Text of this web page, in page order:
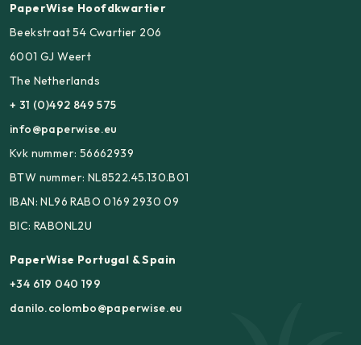
PaperWise Hoofdkwartier
Beekstraat 54 Cwartier 206
6001 GJ Weert
The Netherlands
+ 31 (0)492 849 575
info@paperwise.eu
Kvk nummer: 56662939
BTW nummer: NL8522.45.130.B01
IBAN: NL96 RABO 0169 2930 09
BIC: RABONL2U
PaperWise Portugal & Spain
+34 619 040 199
danilo.colombo@paperwise.eu